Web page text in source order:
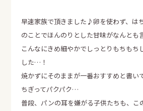
早速家族で頂きました♪卵を使わず、は
のことでほんのりとした甘味がなんとも
こんなにきめ細やかでしっとりもちもち
した…！
焼かずにそのままが一番おすすめと書い
ちぎってパクパク…
普段、パンの耳を嫌がる子供たちも、こ